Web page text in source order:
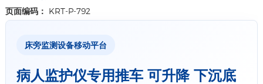
详情+
把手-25mm 规格
页面编码： KRT-P-792
床旁监测设备移动平台
病人监护仪专用推车 可升降 下沉底